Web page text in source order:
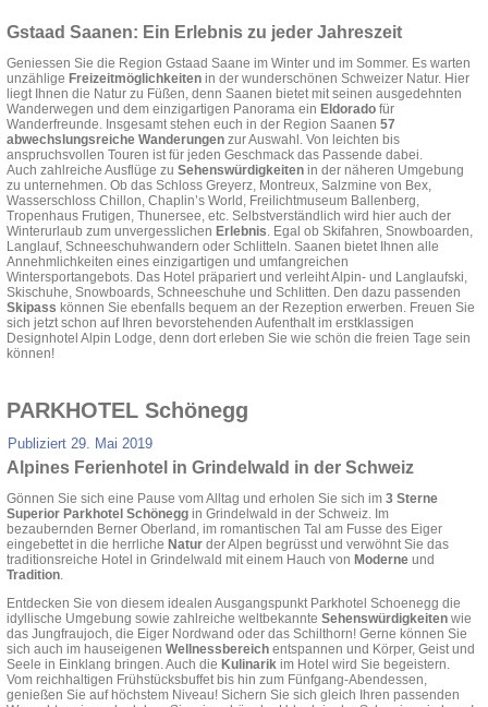
Gstaad Saanen: Ein Erlebnis zu jeder Jahreszeit
Geniessen Sie die Region Gstaad Saane im Winter und im Sommer. Es warten
unzählige Freizeitmöglichkeiten in der wunderschönen Schweizer Natur. Hier
liegt Ihnen die Natur zu Füßen, denn Saanen bietet mit seinen ausgedehnten
Wanderwegen und dem einzigartigen Panorama ein Eldorado für
Wanderfreunde. Insgesamt stehen euch in der Region Saanen 57
abwechslungsreiche Wanderungen zur Auswahl. Von leichten bis
anspruchsvollen Touren ist für jeden Geschmack das Passende dabei.
Auch zahlreiche Ausflüge zu Sehenswürdigkeiten in der näheren Umgebung
zu unternehmen. Ob das Schloss Greyerz, Montreux, Salzmine von Bex,
Wasserschloss Chillon, Chaplin’s World, Freilichtmuseum Ballenberg,
Tropenhaus Frutigen, Thunersee, etc. Selbstverständlich wird hier auch der
Winterurlaub zum unvergesslichen Erlebnis. Egal ob Skifahren, Snowboarden,
Langlauf, Schneeschuhwandern oder Schlitteln. Saanen bietet Ihnen alle
Annehmlichkeiten eines einzigartigen und umfangreichen
Wintersportangebots. Das Hotel präpariert und verleiht Alpin- und Langlaufski,
Skischuhe, Snowboards, Schneeschuhe und Schlitten. Den dazu passenden
Skipass können Sie ebenfalls bequem an der Rezeption erwerben. Freuen Sie
sich jetzt schon auf Ihren bevorstehenden Aufenthalt im erstklassigen
Designhotel Alpin Lodge, denn dort erleben Sie wie schön die freien Tage sein
können!
PARKHOTEL Schönegg
Publiziert 29. Mai 2019
Alpines Ferienhotel in Grindelwald in der Schweiz
Gönnen Sie sich eine Pause vom Alltag und erholen Sie sich im 3 Sterne
Superior Parkhotel Schönegg in Grindelwald in der Schweiz. Im
bezaubernden Berner Oberland, im romantischen Tal am Fusse des Eiger
eingebettet in die herrliche Natur der Alpen begrüsst und verwöhnt Sie das
traditionsreiche Hotel in Grindelwald mit einem Hauch von Moderne und
Tradition.
Entdecken Sie von diesem idealen Ausgangspunkt Parkhotel Schoenegg die
idyllische Umgebung sowie zahlreiche weltbekannte Sehenswürdigkeiten wie
das Jungfraujoch, die Eiger Nordwand oder das Schilthorn! Gerne können Sie
sich auch im hauseigenen Wellnessbereich entspannen und Körper, Geist und
Seele in Einklang bringen. Auch die Kulinarik im Hotel wird Sie begeistern.
Vom reichhaltigen Frühstücksbuffet bis hin zum Fünfgang-Abendessen,
genießen Sie auf höchstem Niveau! Sichern Sie sich gleich Ihren passenden